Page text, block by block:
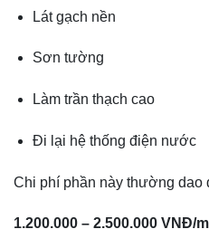
Lát gạch nền
Sơn tường
Làm trần thạch cao
Đi lại hệ thống điện nước
Chi phí phần này thường dao
1.200.000 – 2.500.000 VNĐ/